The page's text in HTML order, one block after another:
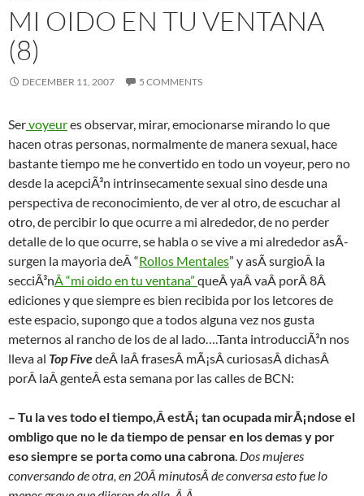
MI OIDO EN TU VENTANA
(8)
DECEMBER 11, 2007 5 COMMENTS
Servoyeures observar, mirar, emocionarse mirando lo que
hacen otras personas, normalmente de manera sexual, hace
bastante tiempo me he convertido en todo un voyeur, pero no
desde la acepciÃ³n intrinsecamente sexual sino desde una
perspectiva de reconocimiento, de ver al otro, de escuchar al
otro, de percibir lo que ocurre a mi alrededor, de no perder
detalle de lo que ocurre, se habla o se vive a mi alrededor asÃ­
surgen la mayoria deÂ “Rollos Mentales” y asÃ­ surgioÂ la
secciÃ³nÂ “mi oido en tu ventana” queÂ yaÂ vaÂ porÂ 8Â
ediciones y que siempre es bien recibida por los letcores de
este espacio, supongo que a todos alguna vez nos gusta
meternos al rancho de los de al lado….Tanta introducciÃ³n nos
lleva al Top FivedeÂ laÂ frasesÂ mÃ¡sÂ curiosasÂ dichasÂ
porÂ laÂ genteÂ esta semana por las calles de BCN:
– Tu la ves todo el tiempo,Â estÃ¡ tan ocupada mirÃ¡ndose el
ombligo que no le da tiempo de pensar en los demas y por
eso siempre se porta como una cabrona. Dos mujeres
conversando de otra, en 20Â minutosÂ de conversa esto fue lo